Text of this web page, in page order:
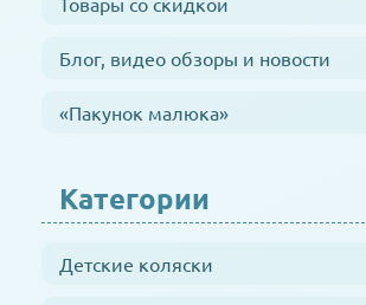
Блог, видео обзоры и новости
«Пакунок малюка»
Категории
Детские коляски